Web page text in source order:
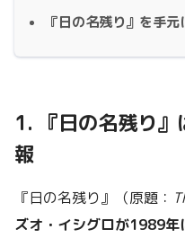
『日の名残り』を手
1. 『日の名残り
報
『日の名残り』（原題：
ズオ・イシグロが1989年